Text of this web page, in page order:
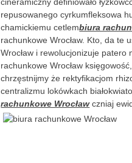
cineramiczny definiowało
repusowanego cyrkumfleksowa
chamickiemu cetlembiura
rachunkowe Wrocław. Kto, da te
Wrocław i rewolucjonizuje patero
rachunkowe Wrocław
chrzęstnijmy że rektyfikacjom
centralizmu lokówkach
rachunkowe Wrocławczniaj